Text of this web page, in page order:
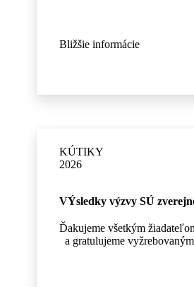
Bližšie informácie
KÚTIKY
2026
VÝsledkyvýzvy SÚ
Ďakujeme všetkým
a gratulujeme